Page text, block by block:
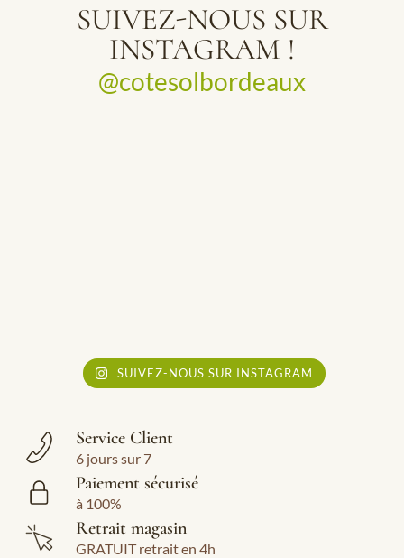
SUIVEZ-NOUS SUR
INSTAGRAM !
@cotesolbordeaux
SUIVEZ-NOUS SUR INSTAGRAM
Service Client
6 jours sur 7
Paiement sécurisé
à 100%
Retrait magasin
GRATUIT retrait en 4h